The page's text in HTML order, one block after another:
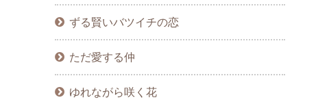
ずる賢いバツイチの恋
ただ愛する仲
ゆれながら咲く花